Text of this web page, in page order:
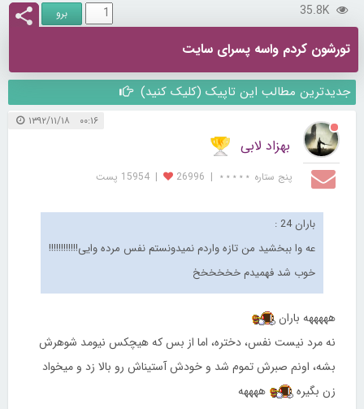
35.8K
تورشون کردم واسه پسرای سایت
جدیدترین مطالب این تاپیک (کلیک کنید)
۰۰:۱۶ ۱۳۹۲/۱۱/۱۸
بهزاد لابی
پنج ستاره ⋆⋆⋆⋆⋆ |
26996
| 15954 پست
باران 24 :
عه وا ببخشید من تازه واردم نمیدونستم نفس مرده وایی!!!!!!!!!!!!
خوب شد فهمیدم خخخخخخ
هههههه باران
نه مرد نیست نفس، دختره، اما از بس که هیچکس نیومد شوهرش
بشه، اونم صبرش تموم شد و خودش آستیناش رو بالا زد و میخواد
زن بگیره
ههههه